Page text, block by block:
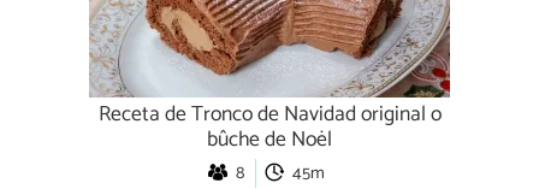
Receta de Tronco de Navidad original o
bûche de Noël
8 45m